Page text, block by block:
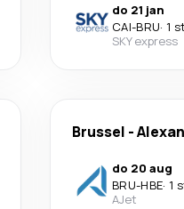
do 21 jan
CAI-BRU· 1
SKY express
Brussel -
do 20 aug
BRU-HBE· 1
AJet